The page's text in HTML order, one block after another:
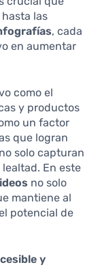
hasta las
, cada
en aumentar
como el
y productos
un factor
que logran
solo capturan
En este
no solo
mantiene al
potencial de
y